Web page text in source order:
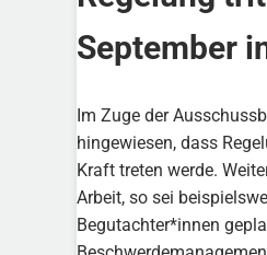
September
Im Zuge der
hingewiesen, dass
Kraft treten werde.
Arbeit, so sei
Begutachter*innen